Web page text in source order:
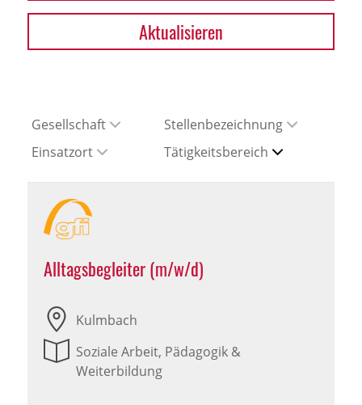
Aktualisieren
Gesellschaft
Stellenbezeichnung
Einsatzort
Tätigkeitsbereich
Alltagsbegleiter (m/w/d)
Kulmbach
Soziale Arbeit, Pädagogik &
Weiterbildung